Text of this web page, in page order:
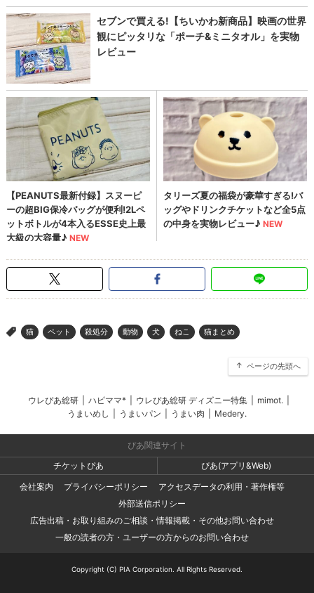
> 猫 ペット 殺処分 動物 犬 ねこ 猫まとめ
ページの先頭へ
ウレぴあ総研 ハピママ* ウレぴあ総研 ディズニー特集 mimot.
うまいめし
うまいパン うまい肉 Medery.
ぴあ関連サイト
チケットぴあ
ぴあ(アプリ&Web)
会社案内
プライバシーポリシー
アクセスデータの利用・著作権等
外部送信ポリシー
広告出稿・お取り組みのご相談・情報掲載・その他お問い合わせ
一般の読者の方・ユーザーの方からのお問い合わせ
Copyright (C) PIA Corporation. All Rights Reserved.